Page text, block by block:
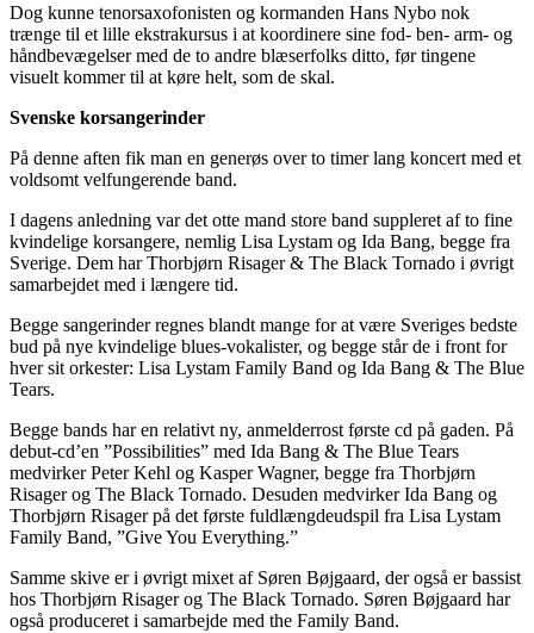
Dog kunne tenorsaxofonisten og kormanden Hans Nybo nok
trænge til et lille ekstrakursus i at koordinere sine fod- ben- arm- og
håndbevægelser med de to andre blæserfolks ditto, før tingene
visuelt kommer til at køre helt, som de skal.
Svenske korsangerinder
På denne aften fik man en generøs over to timer lang koncert med et
voldsomt velfungerende band.
I dagens anledning var det otte mand store band suppleret af to fine
kvindelige korsangere, nemlig Lisa Lystam og Ida Bang, begge fra
Sverige. Dem har Thorbjørn Risager & The Black Tornado i øvrigt
samarbejdet med i længere tid.
Begge sangerinder regnes blandt mange for at være Sveriges bedste
bud på nye kvindelige blues-vokalister, og begge står de i front for
hver sit orkester: Lisa Lystam Family Band og Ida Bang & The Blue
Tears.
Begge bands har en relativt ny, anmelderrost første cd på gaden. På
debut-cd’en ”Possibilities” med Ida Bang & The Blue Tears
medvirker Peter Kehl og Kasper Wagner, begge fra Thorbjørn
Risager og The Black Tornado. Desuden medvirker Ida Bang og
Thorbjørn Risager på det første fuldlængdeudspil fra Lisa Lystam
Family Band, ”Give You Everything.”
Samme skive er i øvrigt mixet af Søren Bøjgaard, der også er bassist
hos Thorbjørn Risager og The Black Tornado. Søren Bøjgaard har
også produceret i samarbejde med the Family Band.